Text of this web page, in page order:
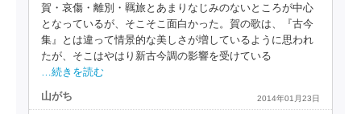
賀・哀傷・離別・羈旅とあまりなじみのないところが中心
となっているが、そこそこ面白かった。賀の歌は、『古今
集』とは違って情景的な美しさが増しているように思われ
たが、そこはやはり新古今調の影響を受けている
…続きを読む
山がち 2014年01月23日